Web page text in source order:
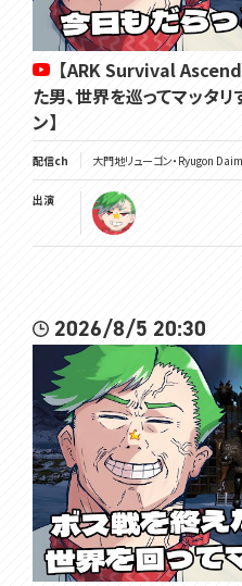
【ARK Survival
た男、世界を巡ってマッタ
ン】
配信ch 大門地リューゴン・Ryugon
出演
2026/8/5 20:30